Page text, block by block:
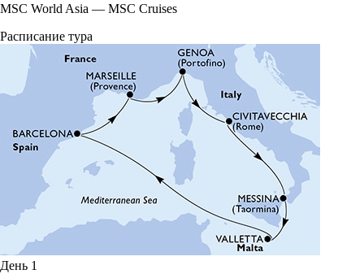
MSC World Asia — MSC Cruises
Расписание тура
День 1